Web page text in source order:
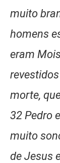
muito
homens
eram
morte,
32 Pedro
muito
de Jesus